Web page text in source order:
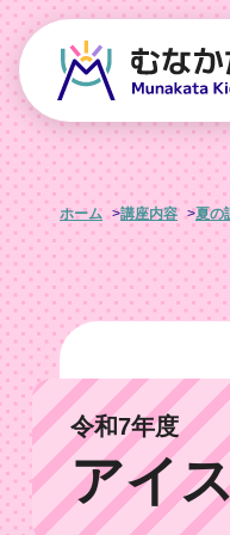
ホーム 講座内容 夏の
令和7年度
アイ